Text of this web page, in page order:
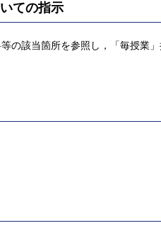
ての指示
の該当箇所を参照し，「毎授業